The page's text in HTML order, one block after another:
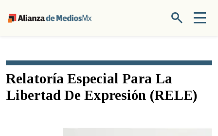
Relatoría Especial Para La
Libertad De Expresión (RELE)